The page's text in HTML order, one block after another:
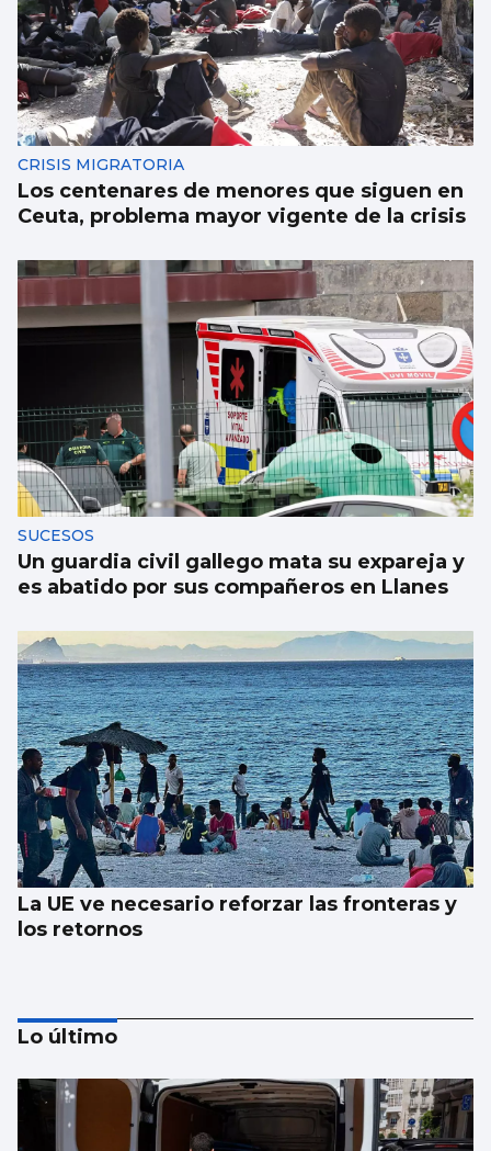
CRISIS MIGRATORIA
Los centenares de menores que siguen en
Ceuta, problema mayor vigente de la crisis
SUCESOS
Un guardia civil gallego mata su expareja y
es abatido por sus compañeros en Llanes
La UE ve necesario reforzar las fronteras y
los retornos
Lo último